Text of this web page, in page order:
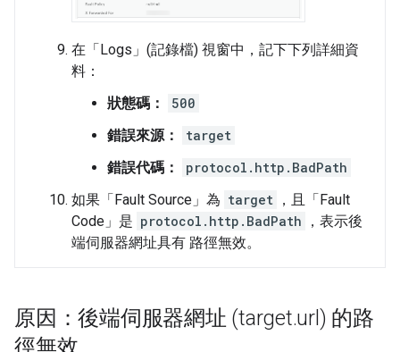
在「Logs」(記錄檔) 視窗中，記下下列詳細資
料：
狀態碼：
500
錯誤來源：
target
錯誤代碼：
protocol.http.BadPath
如果「Fault Source」 為 target ，且「Fault
Code」 是 protocol.http.BadPath
，表示後
端伺服器網址具有 路徑無效。
原因：後端伺服器網址 (target.url) 的路
徑無效